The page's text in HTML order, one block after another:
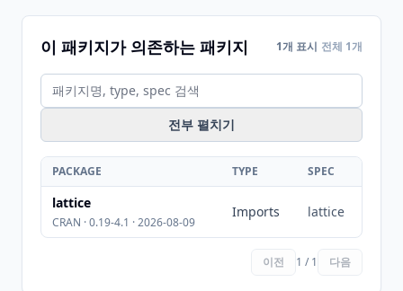
이 패키지가 의존하는 패키지 1개 표시 전체 1개
전부 펼치기
PACKAGE TYPE SPEC
lattice
CRAN · 0.19-4.1 · 2026-08-09
Imports lattice
이전 1 / 1 다음